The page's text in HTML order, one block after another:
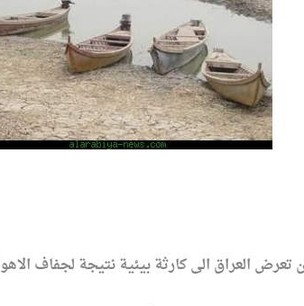
العراق الى كارثة بيئية نتيجة لجفاف